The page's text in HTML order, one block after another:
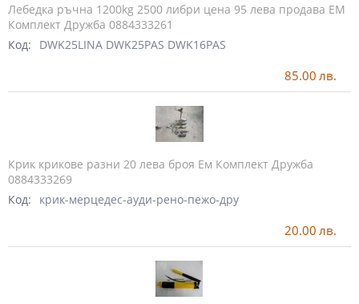
Лебедка ръчна 1200kg 2500 либри цена 95 лева продава ЕМ
Комплект Дружба 0884333261
Код:
DWK25LINA DWK25PAS DWK16PAS
85.00 лв.
Крик крикове разни 20 лева броя Ем Комплект Дружба
0884333269
Код:
крик-мерцедес-ауди-рено-пежо-дру
20.00 лв.